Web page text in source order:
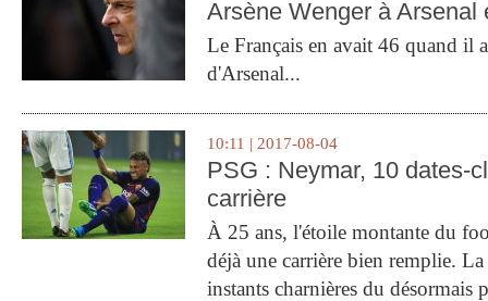
Arsène Wenger à Arsenal
Le Français en avait 46 quand il
d'Arsenal...
10:11 | 2017-08-04
PSG : Neymar, 10 dates-
carrière
À 25 ans, l'étoile montante du
déjà une carrière bien remplie.
instants charnières du désormais